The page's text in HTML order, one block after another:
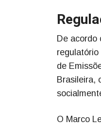
De acordo
de
Brasileira,
O Marco